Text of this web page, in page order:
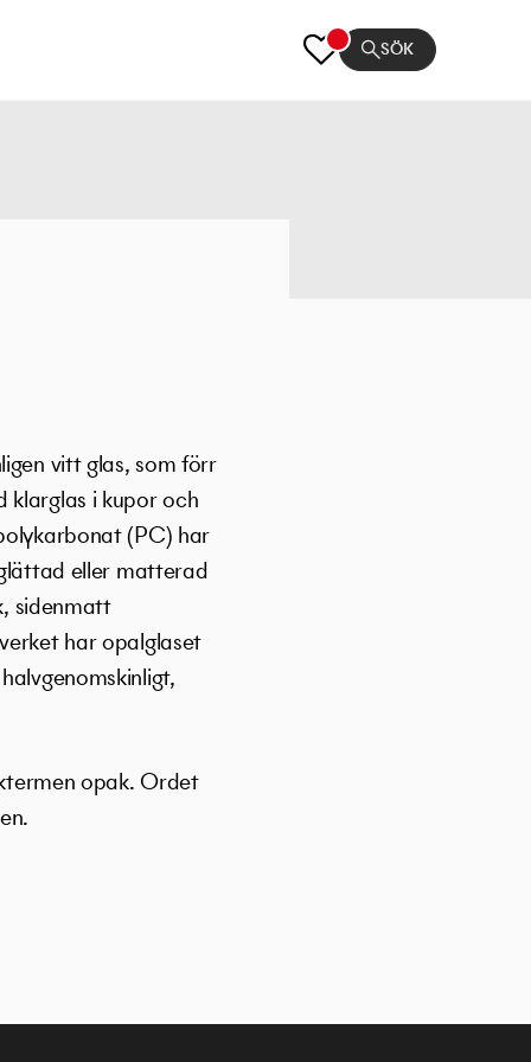
SÖK
vitt glas, som förr
klarglas i kupor och
(PC) har
eller matterad
sidenmatt
har opalglaset
opak. Ordet